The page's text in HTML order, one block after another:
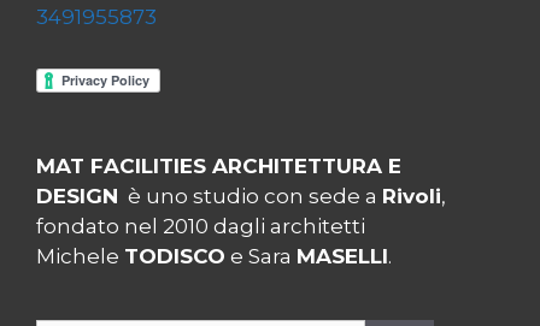
3491955873
MAT FACILITIES ARCHITETTURA E
DESIGN è uno studio con sede a Rivoli,
fondato nel 2010 dagli architetti
Michele TODISCO e Sara MASELLI.